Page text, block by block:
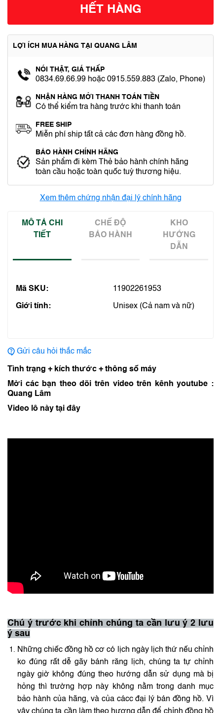
HẾT HÀNG
LỢI ÍCH MUA HÀNG TẠI QUANG LÂM
NÓI THẬT, GIÁ THẤP
0834.69.66.99 hoặc 0915.559.883 (Zalo, Phone)
NHẬN HÀNG MỚI THANH TOÁN TIỀN
Có thể kiểm tra hàng trước khi thanh toán
FREE SHIP
Miễn phí ship tất cả các đơn hàng đồng hồ.
BẢO HÀNH CHÍNH HÃNG
Sản phẩm đi kèm Thẻ bảo hành chính hãng
toàn cầu hoặc toàn quốc tuỳ thương hiệu.
Xem thêm chứng nhận đại lý chính hãng
MÔ TẢ CHI
TIẾT
CHẾ ĐỘ
BẢO HÀNH
KHO
HƯỚNG
DẪN
Mã SKU: 11902261953
Giới tính: Unisex (Cả nam và nữ)
Gửi câu hỏi thắc mắc
Tình trạng + kích thước + thông số máy
Mời các bạn theo dõi trên video trên kênh youtube :
Quang Lâm
Video lô này tại đây
Chú ý trước khi chỉnh chúng ta cần lưu ý 2 lưu
ý sau
Những chiếc đồng hồ cơ có lịch ngày lịch thứ nếu chỉnh
ko đúng rất dễ gãy bánh răng lịch, chúng ta tự chỉnh
ngày giờ không đúng theo hướng dẫn sử dụng mà bị
hỏng thì trường hợp này không nằm trong danh mục
bảo hành của hãng, và của cácc đại lý bán đồng hồ. Vì